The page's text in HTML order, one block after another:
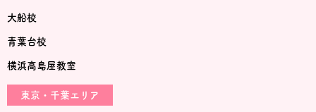
大船校
青葉台校
横浜高島屋教室
東京・千葉エリア